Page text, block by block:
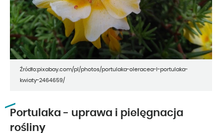
Źródło:pixabay.com/pl/photos/portulaka-oleracea-l-portulaka-
kwiaty-2464659/
Portulaka - uprawa i pielęgnacja
rośliny